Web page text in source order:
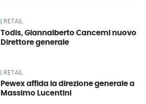
RETAIL
Todis, Giannalberto Cancemi nuovo
Direttore generale
RETAIL
Pewex affida la direzione generale a
Massimo Lucentini